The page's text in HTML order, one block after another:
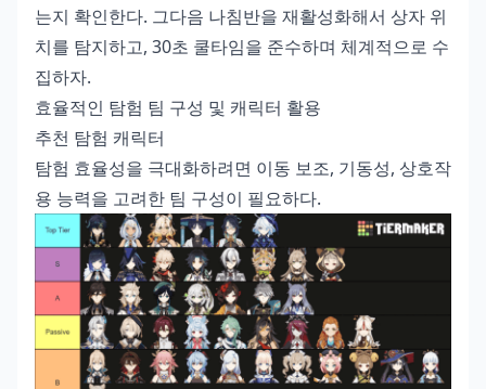
는지 확인한다. 그다음 나침반을 재활성화해서 상자 위
치를 탐지하고, 30초 쿨타임을 준수하며 체계적으로 수
집하자.
효율적인 탐험 팀 구성 및 캐릭터 활용
추천 탐험 캐릭터
탐험 효율성을 극대화하려면 이동 보조, 기동성, 상호작
용 능력을 고려한 팀 구성이 필요하다.